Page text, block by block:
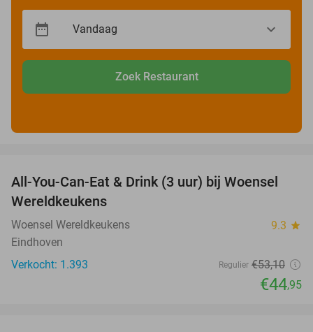
Zoek Restaurant
15%
All-You-Can-Eat & Drink (3 uur) bij Woensel
Wereldkeukens
Woensel Wereldkeukens 9.3 star
Eindhoven
Verkocht: 1.393
Regulier €53,10
€44,95